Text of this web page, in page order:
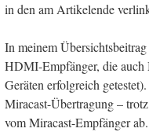
in den am Artikelende
In meinem
HDMI-Empfänger, die
Geräten erfolgreich
Miracast-Übertragung –
vom Miracast-Empfänger